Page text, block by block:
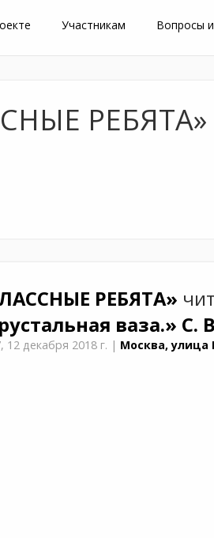
Участникам Вопросы
РЕБЯТА»
РЕБЯТА»
ваза.» С.
12 декабря 2018 г. | Москва, улица